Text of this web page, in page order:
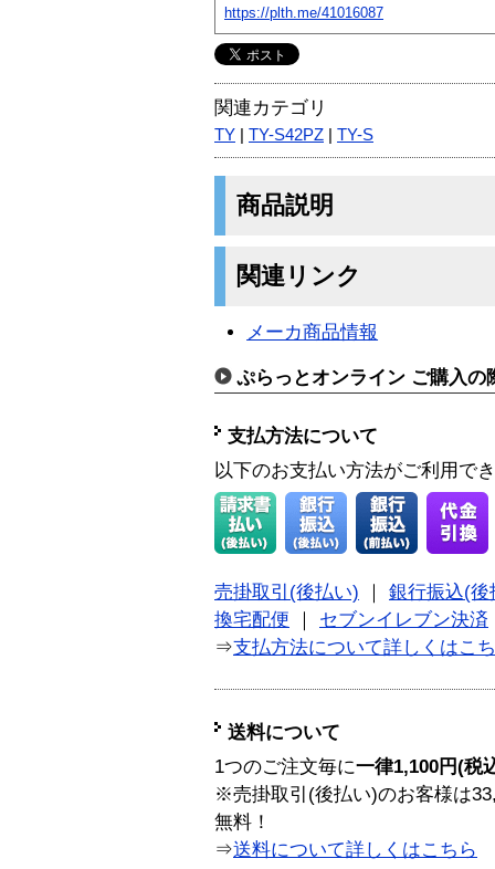
https://plth.me/41016087
関連カテゴリ
TY TY-S42PZ TY-S
商品説明
関連リンク
メーカ商品情報
ぷらっとオンライン ご購入の
支払方法について
以下のお支払い方法がご利用で
売掛取引(後払い)
銀行振込(後
換宅配便
セブンイレブン決済
⇒支払方法について詳しくはこ
送料について
1つのご注文毎に一律1,100円(税
※売掛取引(後払い)のお客様は
無料！
⇒送料について詳しくはこちら